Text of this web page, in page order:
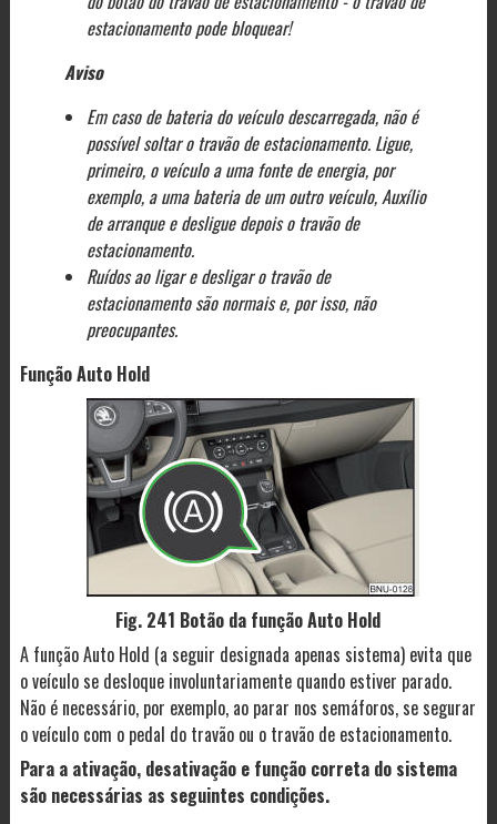
estacionamento pode bloquear!
Aviso
Em caso de bateria do veículo descarregada, não é
possível soltar o travão de estacionamento. Ligue,
primeiro, o veículo a uma fonte de energia, por
exemplo, a uma bateria de um outro veículo, Auxílio
de arranque e desligue depois o travão de
estacionamento.
Ruídos ao ligar e desligar o travão de
estacionamento são normais e, por isso, não
preocupantes.
Função Auto Hold
Fig. 241 Botão da função Auto Hold
A função Auto Hold (a seguir designada apenas sistema) evita que
o veículo se desloque involuntariamente quando estiver parado.
Não é necessário, por exemplo, ao parar nos semáforos, se segurar
o veículo com o pedal do travão ou o travão de estacionamento.
Para a ativação, desativação e função correta do sistema
são necessárias as seguintes condições.